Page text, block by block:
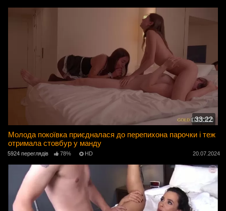
33:22
Молода покоївка приєдналася до перепихона парочки і теж
отримала стовбур у манду
5924 переглядів 78% HD 20.07.2024